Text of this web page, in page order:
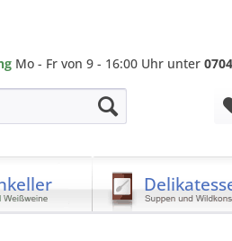
Mo - Fr von 9 - 16:00 Uhr unter